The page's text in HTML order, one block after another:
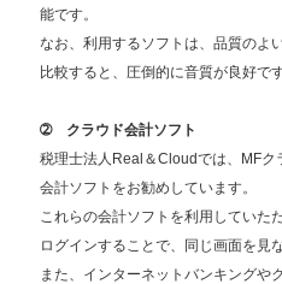
能です。
なお、利用するソフトは、品質のよ
比較すると、圧倒的に音質が良好です
➁ クラウド会計ソフト
税理士法人Real＆Cloudでは、MFク
会計ソフトをお勧めしています。
これらの会計ソフトを利用していた
ログインすることで、同じ画面を見
また、インターネットバンキングや